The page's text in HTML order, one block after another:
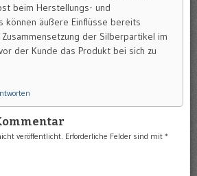
beim Herstellungs- und
können äußere Einflüsse bereits
der Silberpartikel im
der Kunde das Produkt bei sich zu
veröffentlicht. Erforderliche Felder sind mit *